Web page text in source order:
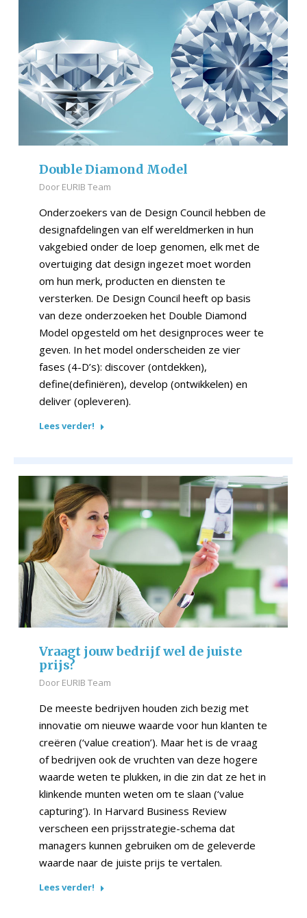
Double Diamond Model
Door EURIB Team
Onderzoekers van de Design Council hebben de
designafdelingen van elf wereldmerken in hun
vakgebied onder de loep genomen, elk met de
overtuiging dat design ingezet moet worden
om hun merk, producten en diensten te
versterken. De Design Council heeft op basis
van deze onderzoeken het Double Diamond
Model opgesteld om het designproces weer te
geven. In het model onderscheiden ze vier
fases (4-D’s): discover (ontdekken),
define(definiëren), develop (ontwikkelen) en
deliver (opleveren).
Lees verder!
Vraagt jouw bedrijf wel de juiste
prijs?
Door EURIB Team
De meeste bedrijven houden zich bezig met
innovatie om nieuwe waarde voor hun klanten te
creëren (‘value creation’). Maar het is de vraag
of bedrijven ook de vruchten van deze hogere
waarde weten te plukken, in die zin dat ze het in
klinkende munten weten om te slaan (‘value
capturing’). In Harvard Business Review
verscheen een prijsstrategie-schema dat
managers kunnen gebruiken om de geleverde
waarde naar de juiste prijs te vertalen.
Lees verder!